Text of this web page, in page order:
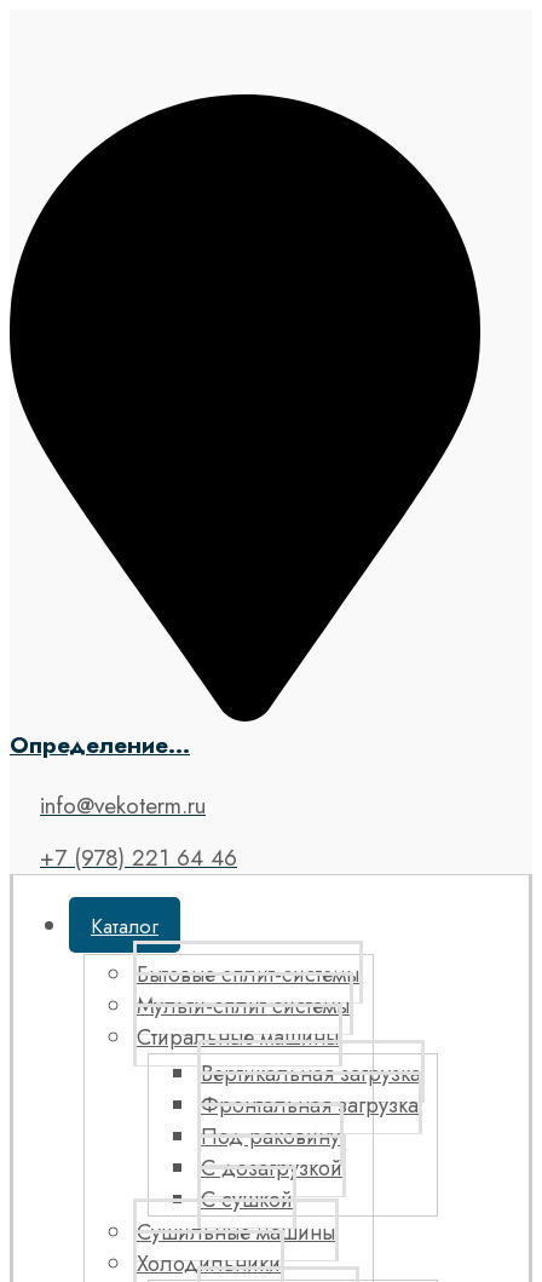
Определение...
info@vekoterm.ru
+7 (978) 221 64 46
Каталог
Бытовые сплит-системы
Мульти-сплит системы
Стиральные машины
Вертикальная загрузка
Фронтальная загрузка
Под раковину
С дозагрузкой
С сушкой
Сушильные машины
Холодильники